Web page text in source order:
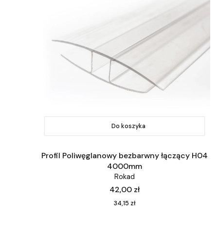
Do koszyka
Profil Poliwęglanowy bezbarwny łączący H04
4000mm
Rokad
Cena
42,00 zł
Cena
34,15 zł